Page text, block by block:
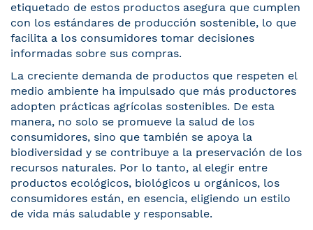
etiquetado de estos productos asegura que cumplen
con los estándares de producción sostenible, lo que
facilita a los consumidores tomar decisiones
informadas sobre sus compras.
La creciente demanda de productos que respeten el
medio ambiente ha impulsado que más productores
adopten prácticas agrícolas sostenibles. De esta
manera, no solo se promueve la salud de los
consumidores, sino que también se apoya la
biodiversidad y se contribuye a la preservación de los
recursos naturales. Por lo tanto, al elegir entre
productos ecológicos, biológicos u orgánicos, los
consumidores están, en esencia, eligiendo un estilo
de vida más saludable y responsable.